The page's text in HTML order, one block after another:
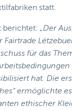
statt.
berichtet: „Der
Fairtrade
für das
hat. Die
ermöglichte
ethischer